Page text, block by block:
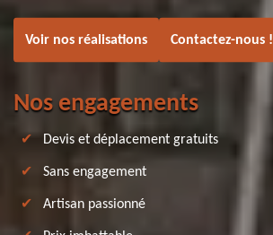
Voir nos réalisations Contactez-nous !
Nos engagements
Devis et déplacement gratuits
Sans engagement
Artisan passionné